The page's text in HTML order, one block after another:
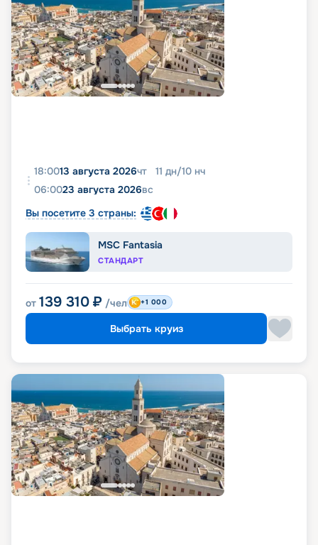
18:0013 августа 2026чт 11 дн/10 нч
06:0023 августа 2026вс
Вы посетите 3 страны:
MSC Fantasia
СТАНДАРТ
от 139 310 ₽ /чел +1 000
Выбрать круиз